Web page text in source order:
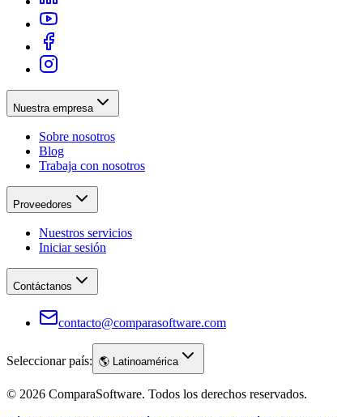
Nuestra empresa
Sobre nosotros
Blog
Trabaja con nosotros
Proveedores
Nuestros servicios
Iniciar sesión
Contáctanos
contacto@comparasoftware.com
Seleccionar país: 🌎 Latinoamérica
© 2026 ComparaSoftware. Todos los derechos reservados.